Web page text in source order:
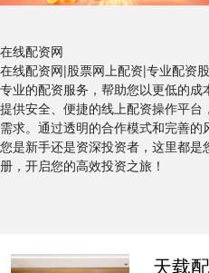
在线配资网
在线配资网|股票网上配资|专业配资
专业的配资服务，帮助您以更低的
提供安全、便捷的线上配资操作平
需求。通过透明的合作模式和完善
您是新手还是资深投资者，这里都
册，开启您的高效投资之旅！
天载